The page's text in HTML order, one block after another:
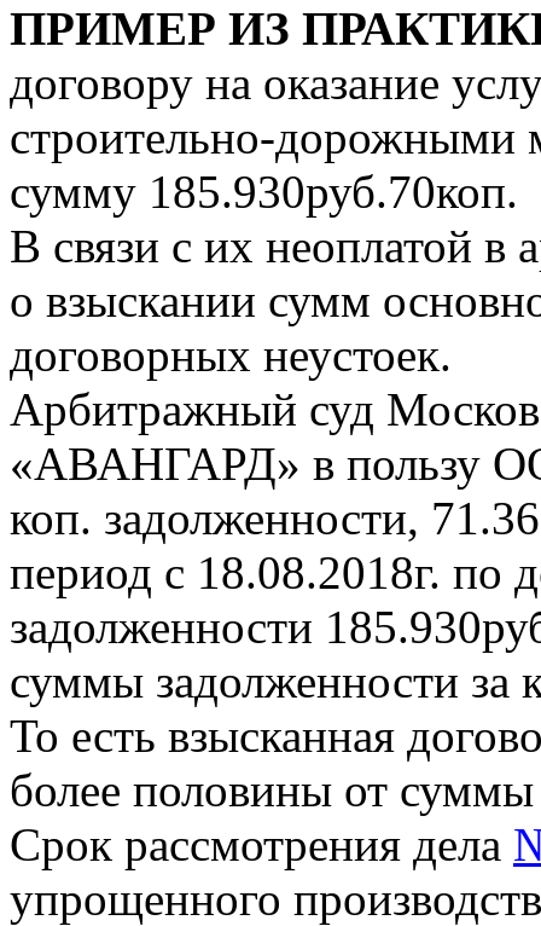
ПРИМЕР ИЗ
договору на оказание
строительно-дорожными
сумму 185.930руб.70коп.
В связи с их неоплатой
о взыскании сумм
договорных неустоек.
Арбитражный суд
«АВАНГАРД» в пользу
коп. задолженности,
период с 18.08.2018г. по
задолженности
суммы задолженности за
То есть взысканная
более половины от
Срок рассмотрения дела
упрощенного